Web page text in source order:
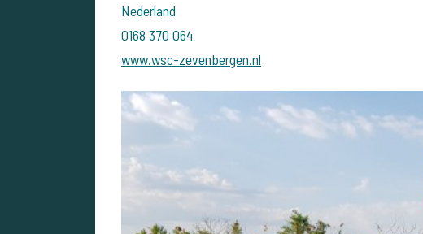
Nederland
0168 370 064
www.wsc-zevenbergen.nl